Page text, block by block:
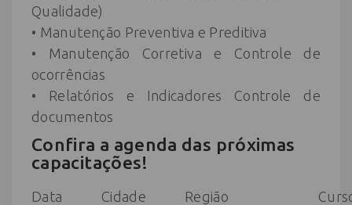
Qualidade)
• Manutenção Preventiva e Preditiva
• Manutenção Corretiva e Controle de
ocorrências
• Relatórios e Indicadores Controle de
documentos
Confira a agenda das próximas
capacitações!
Data Cidade Região